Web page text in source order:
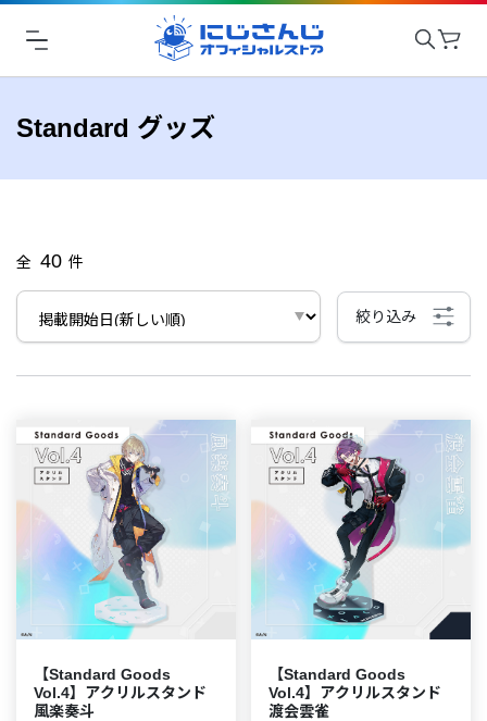
Standard グッズ
全 40 件
絞り込み
【Standard Goods
Vol.4】アクリルスタンド
風楽奏斗
【Standard Goods
Vol.4】アクリルスタンド
渡会雲雀